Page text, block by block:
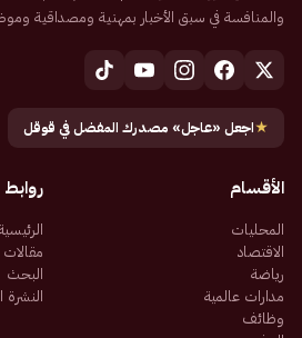
والمنافسة في سبق الأخبار بمهنية ومصداقية
★اجعل «عاجل» مصدرك المفضل في قوقل
الأقسام
المحليات
الاقتصاد
رياضة
مدارات عالمية
وظائف
مقالات
البحث
النشرة